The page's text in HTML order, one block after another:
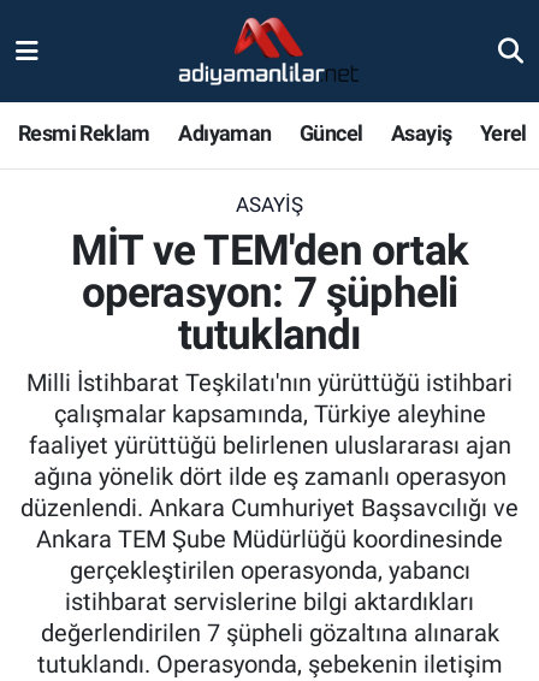
Resmi Reklam Adıyaman Güncel Asayiş Yerel
ASAYIŞ
MİT ve TEM'den ortak
operasyon: 7 şüpheli
tutuklandı
Milli İstihbarat Teşkilatı'nın yürüttüğü istihbari
çalışmalar kapsamında, Türkiye aleyhine
faaliyet yürüttüğü belirlenen uluslararası ajan
ağına yönelik dört ilde eş zamanlı operasyon
düzenlendi. Ankara Cumhuriyet Başsavcılığı ve
Ankara TEM Şube Müdürlüğü koordinesinde
gerçekleştirilen operasyonda, yabancı
istihbarat servislerine bilgi aktardıkları
değerlendirilen 7 şüpheli gözaltına alınarak
tutuklandı. Operasyonda, şebekenin iletişim
Bölge Haberleri
Gündem
Asayiş
Sağlık
Özel Haber
Kültür Sanat
Nöbetçi Eczaneler
Adiyaman Namaz Vakitleri
Süper Lig Puan Durumu ve Fikstür
Tüm Manşetler
Son Dakika Haberleri
Haber Arşivi